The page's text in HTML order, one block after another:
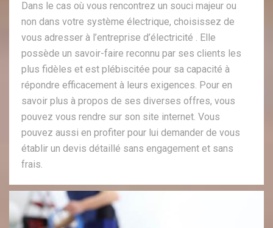
Dans le cas où vous rencontrez un souci majeur ou
non dans votre système électrique, choisissez de
vous adresser à l’entreprise d’électricité . Elle
possède un savoir-faire reconnu par ses clients les
plus fidèles et est plébiscitée pour sa capacité à
répondre efficacement à leurs exigences. Pour en
savoir plus à propos de ses diverses offres, vous
pouvez vous rendre sur son site internet. Vous
pouvez aussi en profiter pour lui demander de vous
établir un devis détaillé sans engagement et sans
frais.